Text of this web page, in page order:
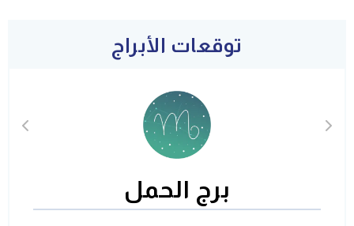
توقعات الأبراج
برج الحمل